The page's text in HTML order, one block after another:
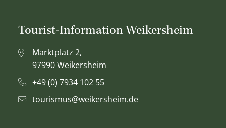
Tourist-Information Weikersheim
Marktplatz 2,
97990 Weikersheim
+49 (0) 7934 102 55
tourismus@weikersheim.de